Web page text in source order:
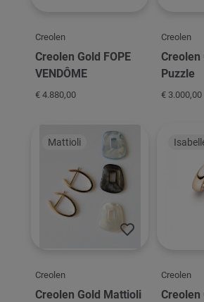
Creolen
Creolen Gold FOPE
VENDÔME
€ 4.880,00
Creolen
Creolen
Puzzle
€ 3.000,00
Mattioli
Creolen
Creolen Gold Mattioli
Creolen
Creolen